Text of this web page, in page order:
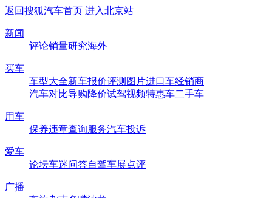
返回搜狐汽车首页 进入北京站
新闻
评论销量研究海外
买车
车型大全新车报价评测 图片进口车经销商
汽车对比导购降价试驾视频特惠车二手车
用车
保养违章查询服务汽车投诉
爱车
论坛车迷问答自驾车展点评
广播